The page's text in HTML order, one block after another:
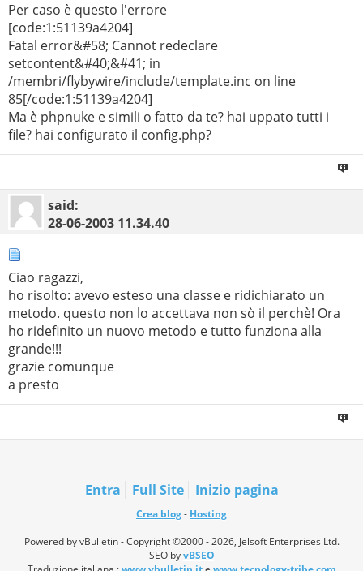
Per caso è questo l'errore
[code:1:51139a4204]
Fatal error&#58; Cannot redeclare
setcontent&#40;&#41; in
/membri/flybywire/include/template.inc on line
85[/code:1:51139a4204]
Ma è phpnuke e simili o fatto da te? hai uppato tutti i
file? hai configurato il config.php?
said:
28-06-2003 11.34.40
Ciao ragazzi,
ho risolto: avevo esteso una classe e ridichiarato un
metodo. questo non lo accettava non sò il perchè! Ora
ho ridefinito un nuovo metodo e tutto funziona alla
grande!!!
grazie comunque
a presto
Entra Full Site Inizio pagina
Crea blog- Hosting
Powered by vBulletin - Copyright ©2000 - 2026, Jelsoft Enterprises Ltd.
SEO byvBSEO